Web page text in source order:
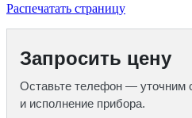
Распечатать страницу
Запросить цену
Оставьте телефон — уточним
и исполнение прибора.